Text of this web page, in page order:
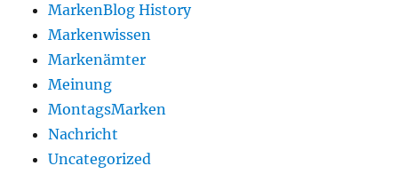
MarkenBlog History
Markenwissen
Markenämter
Meinung
MontagsMarken
Nachricht
Uncategorized